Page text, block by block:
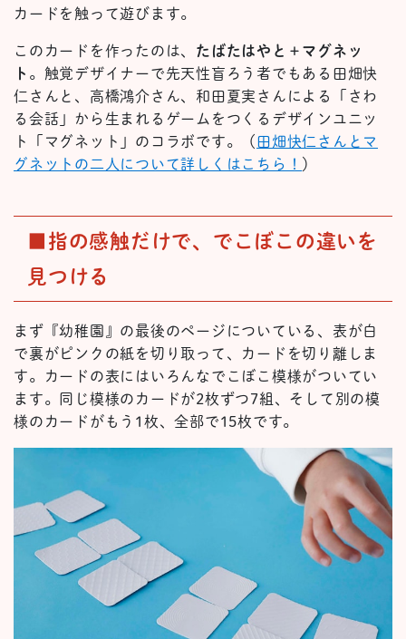
カードを触って遊びます。
このカードを作ったのは、 たばたはやと＋マグネッ
ト 。触覚デザイナーで先天性盲ろう者でもある田畑快
仁さんと、高橋鴻介さん、和田夏実さんによる「さわ
る会話」から生まれるゲームをつくるデザインユニッ
ト「マグネット」のコラボです。（ 田畑快仁さんとマ
グネットの二人について詳しくはこちら！ ）
■指の感触だけで、でこぼこの違いを
見つける
まず『幼稚園』の最後のページについている、表が白
で裏がピンクの紙を切り取って、カードを切り離しま
す。カードの表にはいろんなでこぼこ模様がついてい
ます。同じ模様のカードが2枚ずつ7組、そして別の模
様のカードがもう1枚、全部で15枚です。